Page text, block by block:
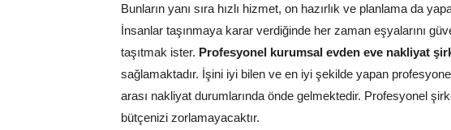
Bunların yanı sıra hızlı hizmet, on hazırlık ve planlama da
İnsanlar taşınmaya karar verdiğinde her zaman eşyalarını
taşıtmak ister. Profesyonel kurumsal evden eve nakliyat
sağlamaktadır. İşini iyi bilen ve en iyi şekilde yapan
arası nakliyat durumlarında önde gelmektedir. Profesyonel
bütçenizi zorlamayacaktır.